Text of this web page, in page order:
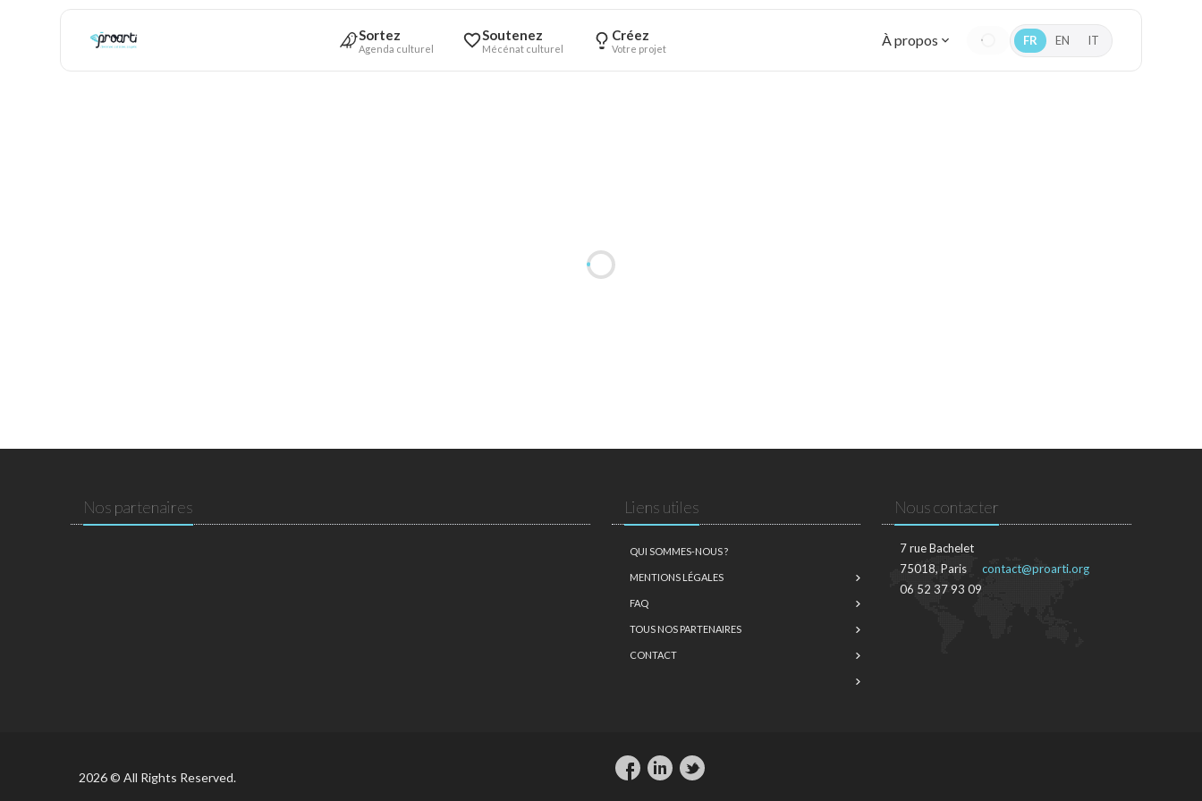
Sortez
Agenda culturel
Soutenez
Mécénat culturel
Créez
Votre projet À propos FR EN IT
Nos partenaires Liens utiles
QUI SOMMES-NOUS ?
MENTIONS LÉGALES
FAQ
TOUS NOS PARTENAIRES
CONTACT
Nous contacter
7 rue Bachelet
75018, Paris
06 52 37 93 09
contact@proarti.org
2026 © All Rights Reserved.